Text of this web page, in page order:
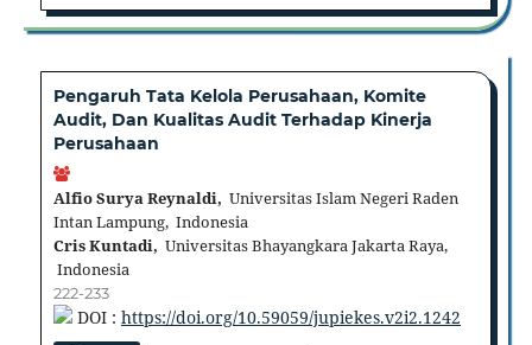
Pengaruh Tata Kelola Perusahaan, Komite
Audit, Dan Kualitas Audit Terhadap Kinerja
Perusahaan
Alfio Surya Reynaldi, Universitas Islam Negeri Raden
Intan Lampung, Indonesia
Cris Kuntadi, Universitas Bhayangkara Jakarta Raya,
Indonesia
222-233
DOI : https://doi.org/10.59059/jupiekes.v2i2.1242